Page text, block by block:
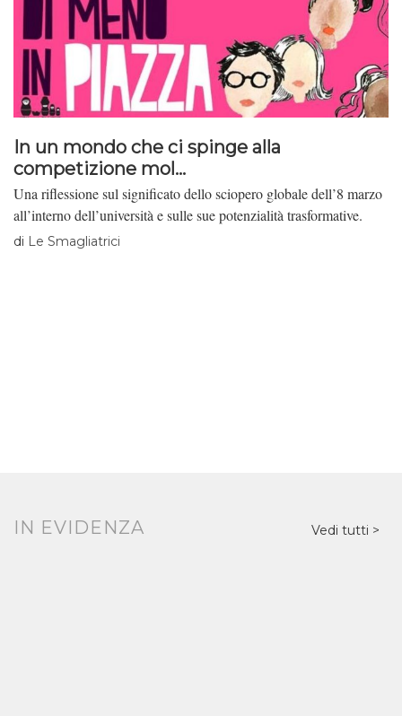
In un mondo che ci spinge alla
competizione mol...
Una riflessione sul significato dello sciopero globale dell’8 marzo
all’interno dell’università e sulle sue potenzialità trasformative.
di Le Smagliatrici
IN EVIDENZA Vedi tutti